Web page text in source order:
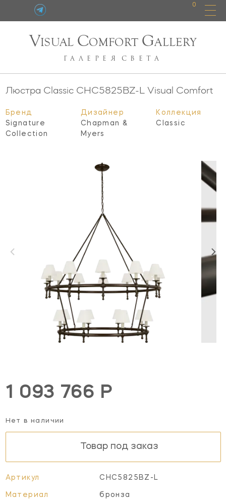
0
VISUAL COMFORT GALLERY
ГАЛЕРЕЯ СВЕТА
Люстра Classic CHC5825BZ-L Visual Comfort
Бренд
Signature
Collection
Дизайнер
Chapman &
Myers
Коллекция
Classic
1 093 766 Р
Нет в наличии
Товар под заказ
Артикул CHC5825BZ-L
Материал бронза